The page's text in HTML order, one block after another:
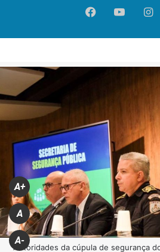
Facebook
A+
A
A-
Autoridades da cúpula de segurança